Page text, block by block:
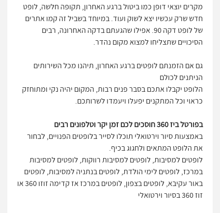
מקרים יוצאי דופן כמו ביטול ברגע האחרון, תקופה חלשה, לופט
חדש שרק עכשיו יצא לשוק ועוד. במיוחד בשביל זה קמו אתרים
של לופט דקה 90. אפילו שהגעתם בדקה האחרונה, רבים
הסיכויים שתצליחו למצוא מקום נהדר.
גם אם הזמנתם לופטים ברגע האחרון, תיהנו מכל השירותים
הניתנים לכולם
הלופט יקבלו אתכם בסבר פנים רבות, המקום יהיה נקי ומתוחזק
כראוי וכל המתקנים יפעלו ויעמדו לשרותכם.
בפורטל ביז 360 חוסכים לכם זמן יקר וטלפונים רבים
באמצעות סיור וירטואלי תוכלו לסייר בלופטים הפנויים, לבחור
את הלופט המתאים ולחגוג בכיף.
לופטים למסיבות, לופטים למסיבות רווקות, לופטים למסיבות
במרכז, לופטים לימי הולדת, לופטים בנתניה למסיבות, לופטים
באור עקיבא, לופטים בצפון, לופטים במרכז אז קדימה זוזו 360 או
זוז 360 בסיור וירטואלי